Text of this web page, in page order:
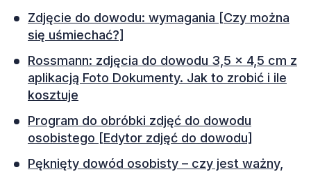
Zdjęcie do dowodu: wymagania [Czy można
się uśmiechać?]
Rossmann: zdjęcia do dowodu 3,5 x 4,5 cm z
aplikacją Foto Dokumenty. Jak to zrobić i ile
kosztuje
Program do obróbki zdjęć do dowodu
osobistego [Edytor zdjęć do dowodu]
Pęknięty dowód osobisty – czy jest ważny,